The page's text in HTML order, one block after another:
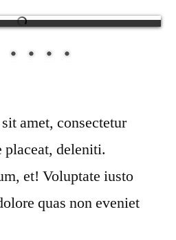
amet, consectetur
deleniti.
et! Voluptate iusto
quas non eveniet